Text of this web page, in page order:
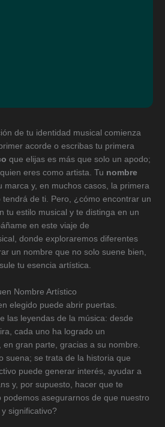
de tu identidad musical comienza
acorde o escribas tu primera
que elijas es más que solo un apodo;
eres como artista. Tu nombre
marca y, en muchos casos, la primera
tendrá de ti. Pero, ¿cómo encontrar un
tu estilo musical y te distinga en un
en este viaje de
donde exploraremos diferentes
un nombre que no solo suene bien,
tu esencia artística.
Nombre Artístico
elegido puede abrir puertas.
las leyendas de la música: desde
cada uno ha logrado un
en gran parte, gracias a su nombre.
suena; se trata de la historia que
puede generar interés, ayudar a
y, por supuesto, hacer que te
asegurarnos de que nuestro
significativo?